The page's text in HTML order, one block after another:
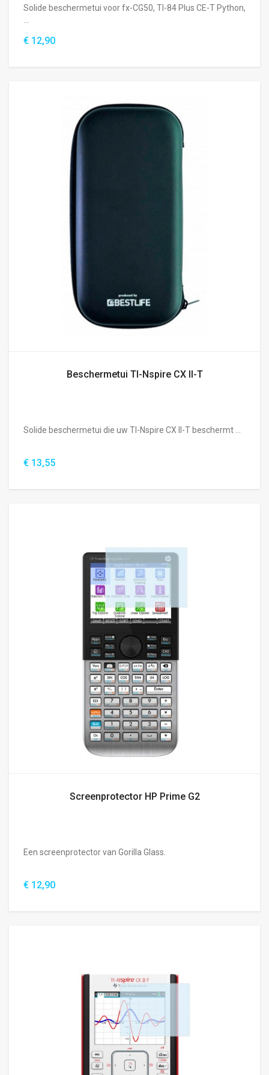
Solide beschermetui voor fx-CG50, TI-84 Plus CE-T Python,
€ 12,90
Beschermetui TI-Nspire CX II-T
Solide beschermetui die uw TI-Nspire CX II-T beschermt ...
€ 13,55
Screenprotector HP Prime G2
Een screenprotector van Gorilla Glass.
€ 12,90